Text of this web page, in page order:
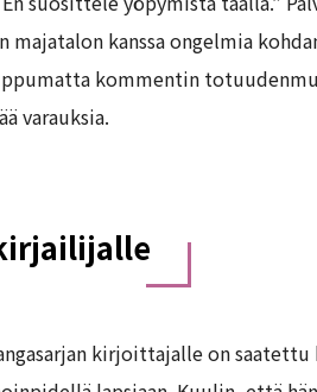
majatalon kanssa ongelmia
kommentin
varauksia.
kirjoittajalle on